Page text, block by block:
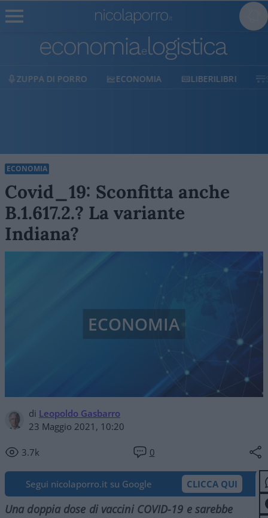
ECONOMIA LIBERILIBRI SHOP SOSTIENICI
ECONOMIA
Covid_19: Sconfitta anche
B.1.617.2.? La variante
Indiana?
di Leopoldo Gasbarro
23 Maggio 2021, 10:20
3.7k 0
ECONOMIA
Segui nicolaporro.it su Google CLICCA QUI
Una doppia dose di vaccini COVID-19 e sarebbe